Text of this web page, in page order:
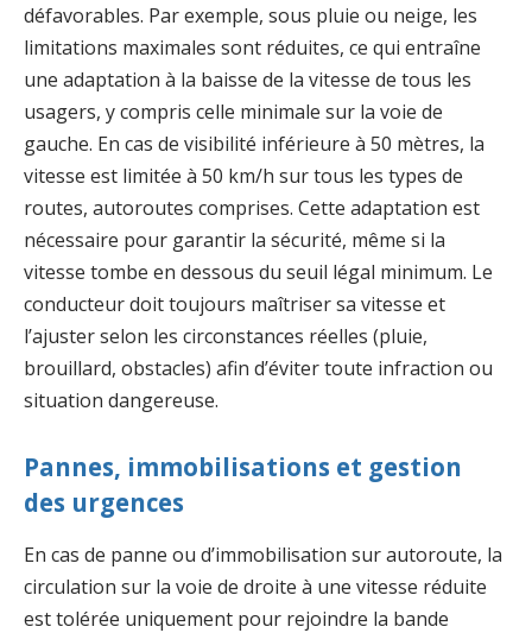
défavorables. Par exemple, sous pluie ou neige, les
limitations maximales sont réduites, ce qui entraîne
une adaptation à la baisse de la vitesse de tous les
usagers, y compris celle minimale sur la voie de
gauche. En cas de visibilité inférieure à 50 mètres, la
vitesse est limitée à 50 km/h sur tous les types de
routes, autoroutes comprises. Cette adaptation est
nécessaire pour garantir la sécurité, même si la
vitesse tombe en dessous du seuil légal minimum. Le
conducteur doit toujours maîtriser sa vitesse et
l’ajuster selon les circonstances réelles (pluie,
brouillard, obstacles) afin d’éviter toute infraction ou
situation dangereuse.
Pannes, immobilisations et gestion
des urgences
En cas de panne ou d’immobilisation sur autoroute, la
circulation sur la voie de droite à une vitesse réduite
est tolérée uniquement pour rejoindre la bande